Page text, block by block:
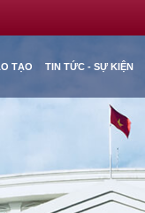
TẠO TIN TỨC - SỰ KIỆN